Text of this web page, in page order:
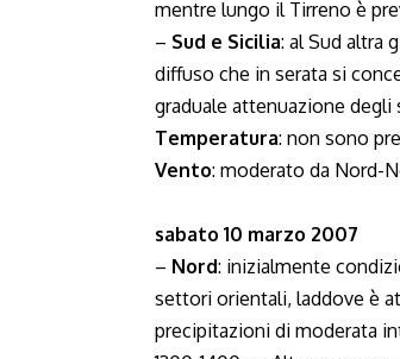
mentre lungo il Tirreno è
– Sud e Sicilia: al Sud altra
diffuso che in serata si
graduale attenuazione degli
Temperatura: non sono
Vento: moderato da Nord-
sabato 10 marzo 2007
– Nord: inizialmente
settori orientali, laddove è
precipitazioni di moderata